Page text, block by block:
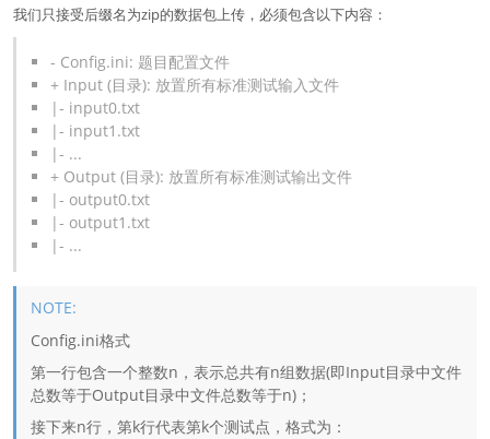
我们只接受后缀名为zip的数据包上传，必须包含以下内容：
- Config.ini: 题目配置文件
+ Input (目录): 放置所有标准测试输入文件
|- input0.txt
|- input1.txt
|- ...
+ Output (目录): 放置所有标准测试输出文件
|- output0.txt
|- output1.txt
|- ...
Config.ini格式
第一行包含一个整数n，表示总共有n组数据(即Input目录中文件
总数等于Output目录中文件总数等于n)；
接下来n行，第k行代表第k个测试点，格式为：